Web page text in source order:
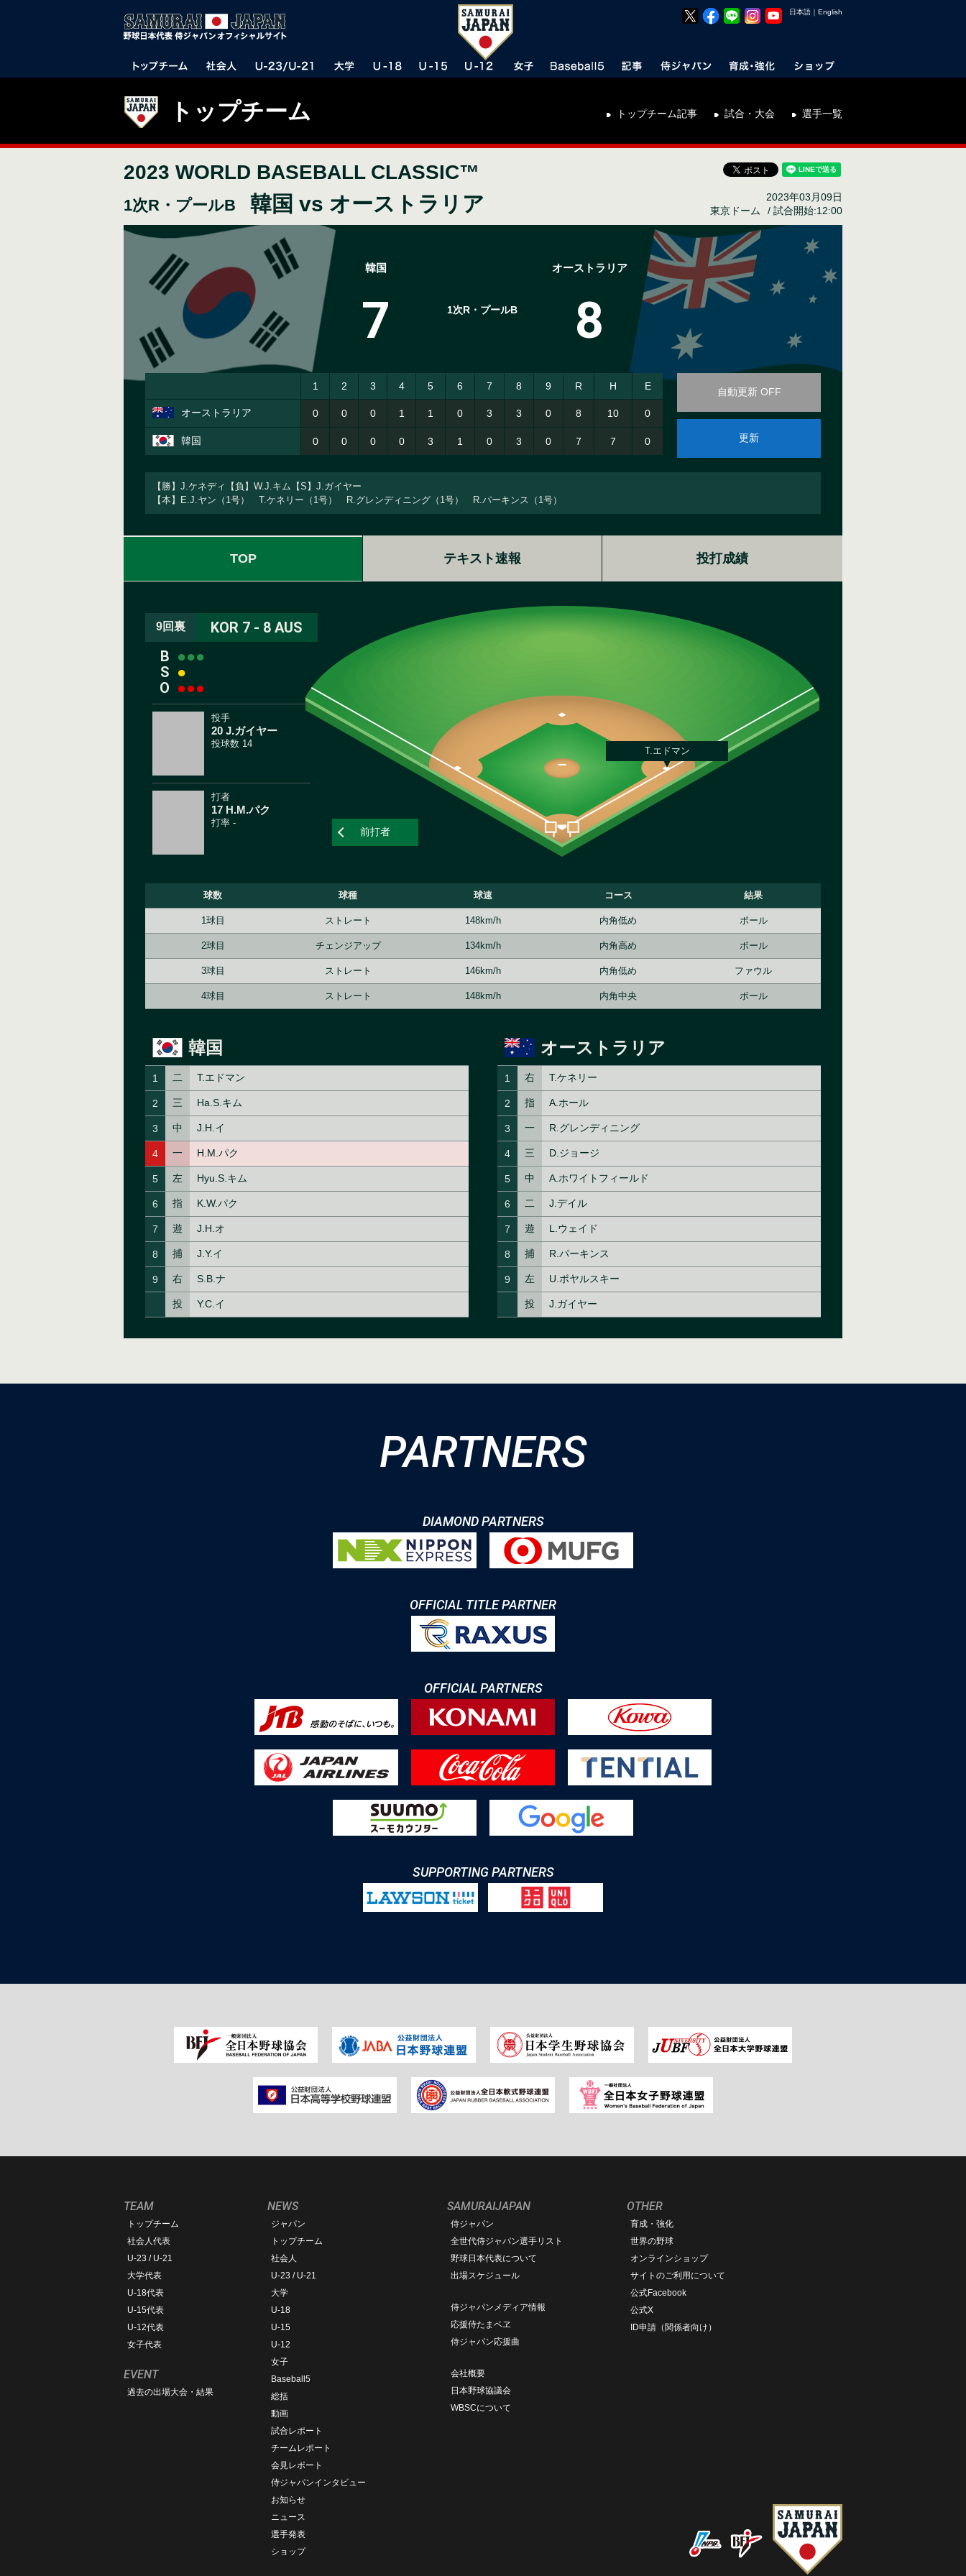
日本語 ｜ English
トップチーム トップチーム記事 試合・大会 選手一覧
2023 WORLD BASEBALL CLASSIC™
1次R・プールB 韓国 vs オーストラリア
2023年03月09日
東京ドーム
試合開始:12:00
韓国
7 1次R・プールB
オーストラリア
8
1 2 3 4 5 6 7 8 9 R H E
オーストラリア 0 0 0 1 1 0 3 3 0 8 10 0
韓国 0 0 0 0 3 1 0 3 0 7 7 0
自動更新 OFF
更新
【勝】J.ケネディ【負】W.J.キム【S】J.ガイヤー
【本】E.J.ヤン（1号） T.ケネリー（1号） R.グレンディニング（1号） R.パーキンス（1号）
TOP テキスト速報 投打成績
PARTNERS
DIAMOND PARTNERS
OFFICIAL TITLE PARTNER
OFFICIAL PARTNERS
SUPPORTING PARTNERS
TEAM
トップチーム
社会人代表
U-23 / U-21
大学代表
U-18代表
U-15代表
U-12代表
女子代表
EVENT
過去の出場大会・結果
NEWS
ジャパン
トップチーム
社会人
U-23 / U-21
大学
U-18
U-15
U-12
女子
Baseball5
総括
動画
試合レポート
チームレポート
会見レポート
侍ジャパンインタビュー
お知らせ
ニュース
選手発表
ショップ
SAMURAIJAPAN
侍ジャパン
全世代侍ジャパン選手リスト
野球日本代表について
出場スケジュール
侍ジャパンメディア情報
応援侍たまベヱ
侍ジャパン応援曲
会社概要
日本野球協議会
WBSCについて
OTHER
育成・強化
世界の野球
オンラインショップ
サイトのご利用について
公式Facebook
公式X
ID申請（関係者向け）